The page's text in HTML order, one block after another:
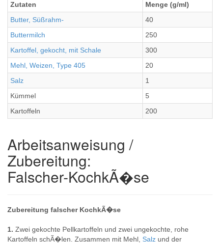
Zutaten
Menge (g/ml)
Butter, Süßrahm-
40
Buttermilch
250
Kartoffel, gekocht, mit Schale
300
Mehl, Weizen, Type 405
20
Salz
1
Kümmel
5
Kartoffeln
200
Arbeitsanweisung /
Zubereitung:
Falscher-KochkÃ�se
Zubereitung falscher KochkÃ�se
1. Zwei gekochte Pellkartoffeln und zwei ungekochte, rohe
Kartoffeln schÃ�len. Zusammen mit Mehl, Salz und der